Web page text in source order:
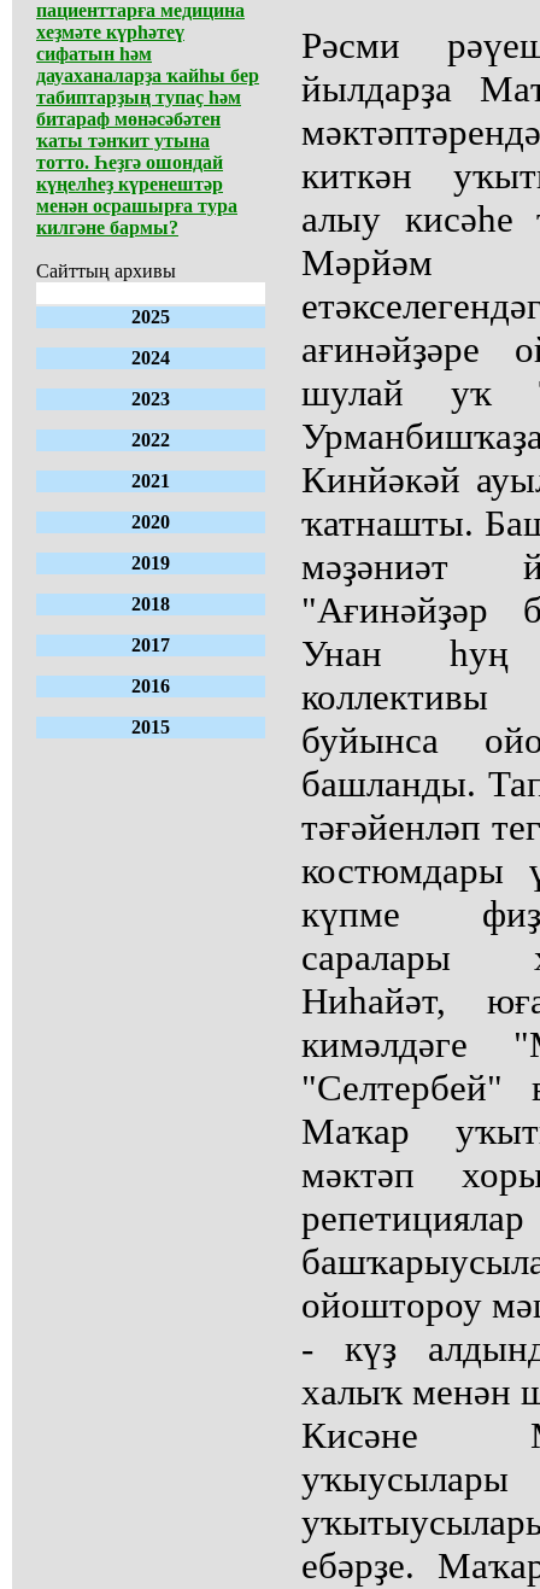
пациенттарға медицина
хеҙмәте күрһәтеү
сифатын һәм
дауаханаларҙа ҡайһы бер
табиптарҙың тупаҫ һәм
битараф мөнәсәбәтен
ҡаты тәнҡит утына
тотто. Һеҙгә ошондай
күңелһеҙ күренештәр
менән осрашырға тура
килгәне бармы?
Сайттың архивы
2025
2024
2023
2022
2021
2020
2019
2018
2017
2016
2015
Рәсми
йылдарҙа
киткән
алыу кисәһе
Мәрйәм
ағинәйҙәре
шулай уҡ
Кинйәкәй
ҡатнашты.
мәҙәниәт
"Ағинәйҙәр
Унан һуң
коллективы
буйынса
башланды.
тәғәйенләп
костюмдары
күпме
саралары
Ниһайәт,
кимәлдәге
"Селтербей"
Маҡар
мәктәп
ойоштороу
- күҙ
халыҡ менән
Кисәне
ебәрҙе.